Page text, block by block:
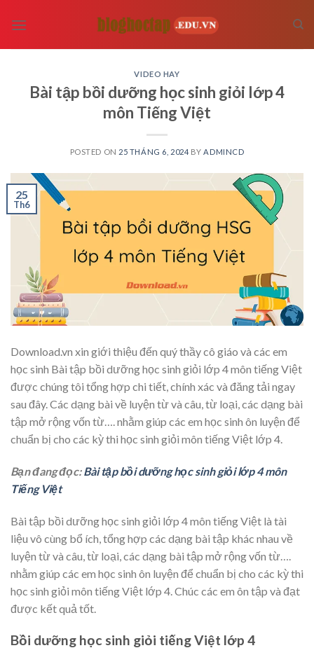
VIDEO HAY
Bài tập bồi dưỡng học sinh giỏi lớp 4
môn Tiếng Việt
POSTED ON 25 THÁNG 6, 2024 BY ADMINCD
25
Th6
Download.vn xin giới thiệu đến quý thầy cô giáo và các em
học sinh Bài tập bồi dưỡng học sinh giỏi lớp 4 môn tiếng Việt
được chúng tôi tổng hợp chi tiết, chính xác và đăng tải ngay
sau đây. Các dạng bài về luyện từ và câu, từ loại, các dạng bài
tập mở rộng vốn từ…. nhằm giúp các em học sinh ôn luyện để
chuẩn bị cho các kỳ thi học sinh giỏi môn tiếng Việt lớp 4.
Bạn đang đọc:Bài tập bồi dưỡng học sinh giỏi lớp 4 môn
Tiếng Việt
Bài tập bồi dưỡng học sinh giỏi lớp 4 môn tiếng Việt là tài
liệu vô cùng bổ ích, tổng hợp các dạng bài tập khác nhau về
luyện từ và câu, từ loại, các dạng bài tập mở rộng vốn từ….
nhằm giúp các em học sinh ôn luyện để chuẩn bị cho các kỳ thi
học sinh giỏi môn tiếng Việt lớp 4. Chúc các em ôn tập và đạt
được kết quả tốt.
Bồi dưỡng học sinh giỏi tiếng Việt lớp 4